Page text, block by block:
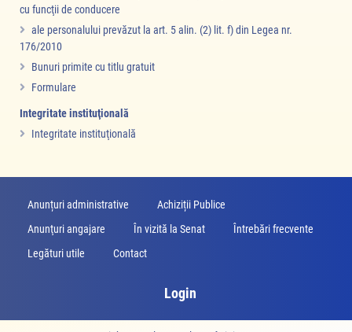
cu funcţii de conducere
ale personalului prevăzut la art. 5 alin. (2) lit. f) din Legea nr.
176/2010
Bunuri primite cu titlu gratuit
Formulare
Integritate instituţională
Integritate instituţională
Anunțuri administrative
Achiziții Publice
Anunţuri angajare
În vizită la Senat
Întrebări frecvente
Legături utile
Contact
Login